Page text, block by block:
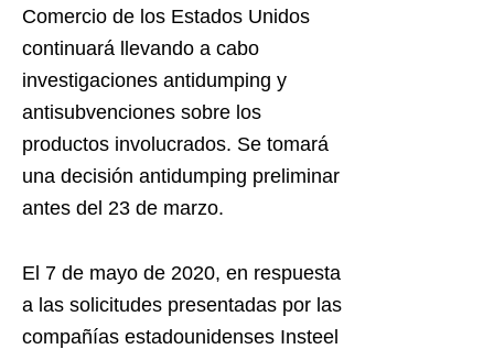
Comercio de los Estados Unidos
continuará llevando a cabo
investigaciones antidumping y
antisubvenciones sobre los
productos involucrados. Se tomará
una decisión antidumping preliminar
antes del 23 de marzo.
El 7 de mayo de 2020, en respuesta
a las solicitudes presentadas por las
compañías estadounidenses Insteel